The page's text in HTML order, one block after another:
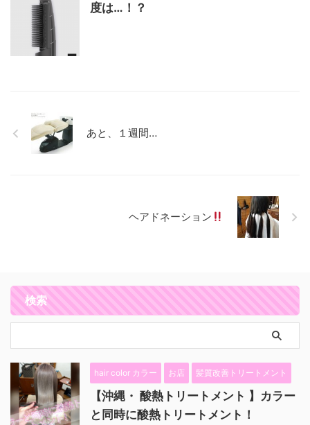
度は…！？
あと、１週間…
ヘアドネーション
検索
hair color カラー お店 髪質改善トリートメント
【沖縄・ 酸熱トリートメント 】カラー
と同時に酸熱トリートメント！